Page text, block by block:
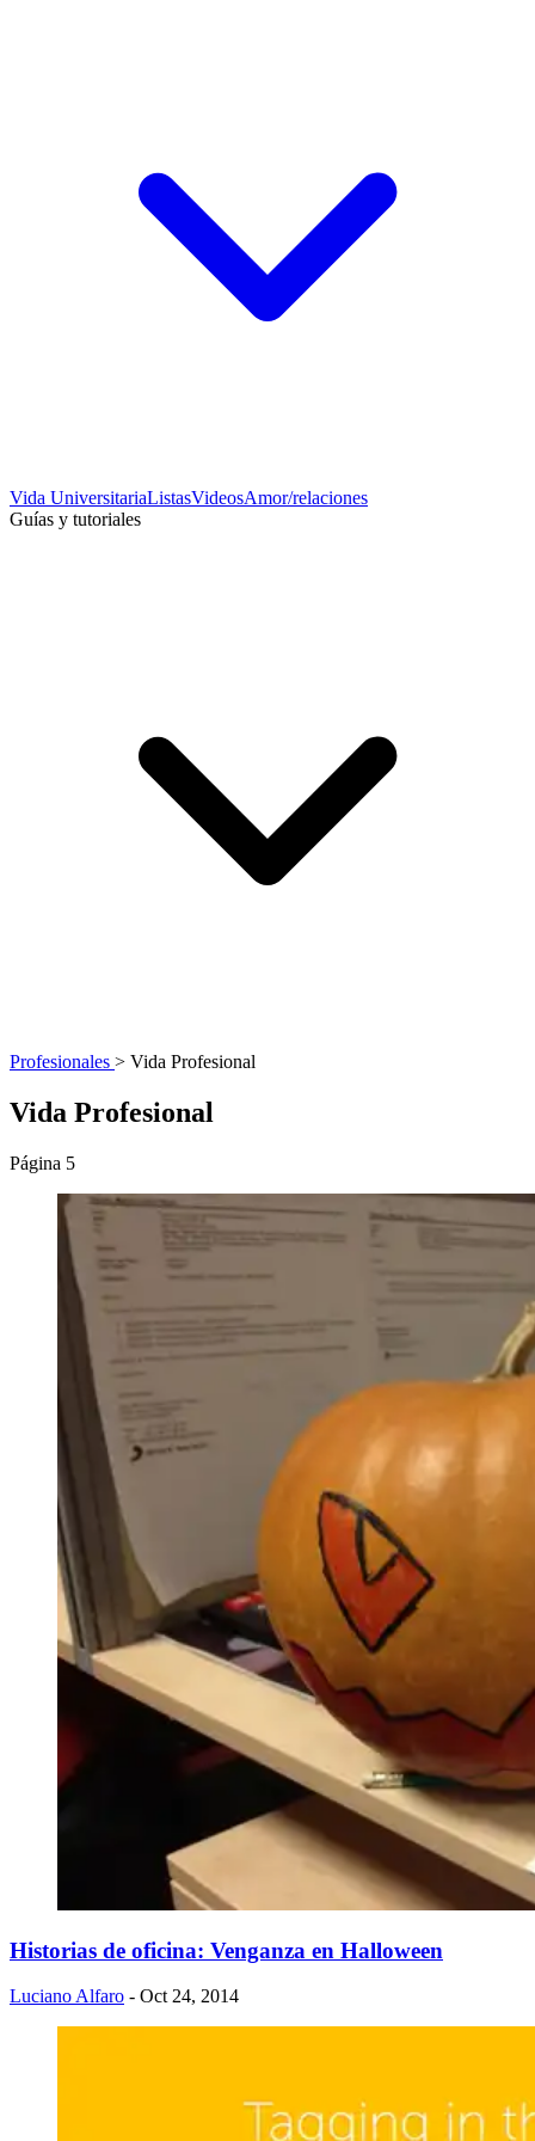
Vida UniversitariaListasVideosAmor/relaciones
Guías y tutoriales
Profesionales > Vida Profesional
Vida Profesional
Página 5
Historias de oficina: Venganza en Halloween
Luciano Alfaro - Oct 24, 2014